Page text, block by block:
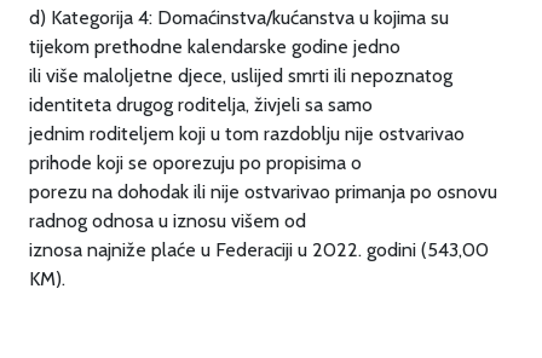
d) Kategorija 4: Domaćinstva/kućanstva u kojima su
tijekom prethodne kalendarske godine jedno
ili više maloljetne djece, uslijed smrti ili nepoznatog
identiteta drugog roditelja, živjeli sa samo
jednim roditeljem koji u tom razdoblju nije ostvarivao
prihode koji se oporezuju po propisima o
porezu na dohodak ili nije ostvarivao primanja po osnovu
radnog odnosa u iznosu višem od
iznosa najniže plaće u Federaciji u 2022. godini (543,00
KM).